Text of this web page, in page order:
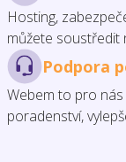
Hosting,
můžete soustředit
Podpora
Webem to pro nás
poradenství,